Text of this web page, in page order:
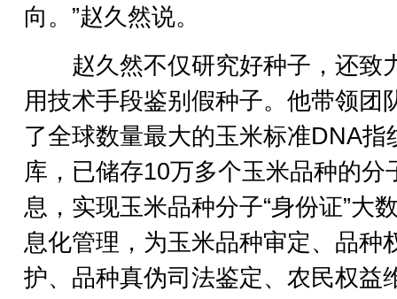
向。”赵久然说。
赵久然不仅研究好种子，还致
用技术手段鉴别假种子。他带领团
了全球数量最大的玉米标准DNA指
库，已储存10万多个玉米品种的分
息，实现玉米品种分子“身份证”大
息化管理，为玉米品种审定、品种
护、品种真伪司法鉴定、农民权益